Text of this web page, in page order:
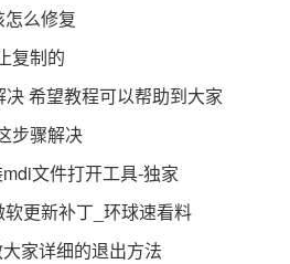
么修复
复制的
希望教程可以帮助到大家
步骤解决
文件打开工具-独家
更新补丁_环球速看料
家详细的退出方法